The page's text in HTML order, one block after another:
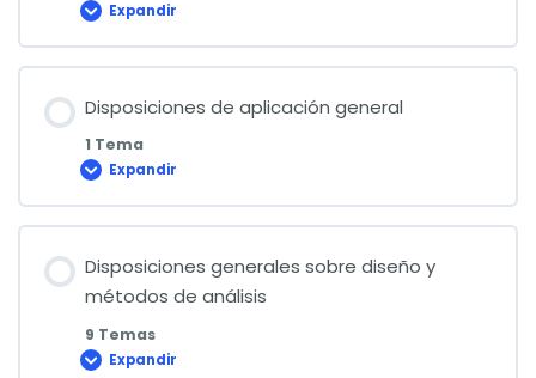
Expandir
Terminología
simbología
Disposiciones de aplicación general
1 Tema
Expandir
Disposiciones
aplicación
general
Disposiciones generales sobre diseño y
métodos de análisis
9 Temas
Expandir
Disposiciones